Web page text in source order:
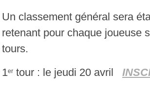
Un classement général sera
retenant pour chaque joueuse
tours.
1er tour : le jeudi 20 avril